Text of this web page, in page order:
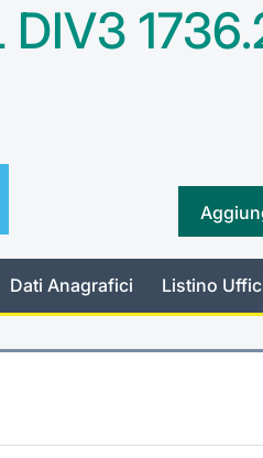
DIV3
Dati Anagrafici Listino